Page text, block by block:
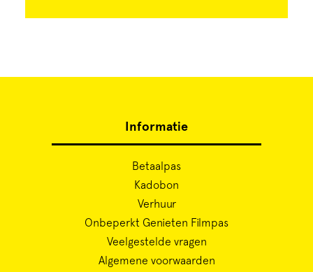
Informatie
Betaalpas
Kadobon
Verhuur
Onbeperkt Genieten Filmpas
Veelgestelde vragen
Algemene voorwaarden